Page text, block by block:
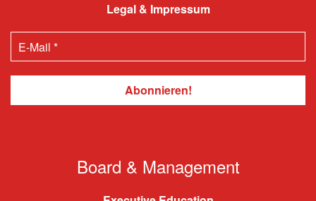
Legal & Impressum
Board & Management